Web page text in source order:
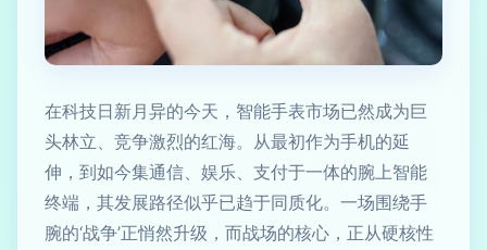
在科技日新月异的今天，智能手表市场已然成为巨
头林立、竞争激烈的红海。从最初作为手机的延
伸，到如今集通信、娱乐、支付于一体的腕上智能
终端，其发展路径似乎已趋于同质化。一场围绕手
腕的‘战争’正悄然升级，而战场的核心，正从硬核性